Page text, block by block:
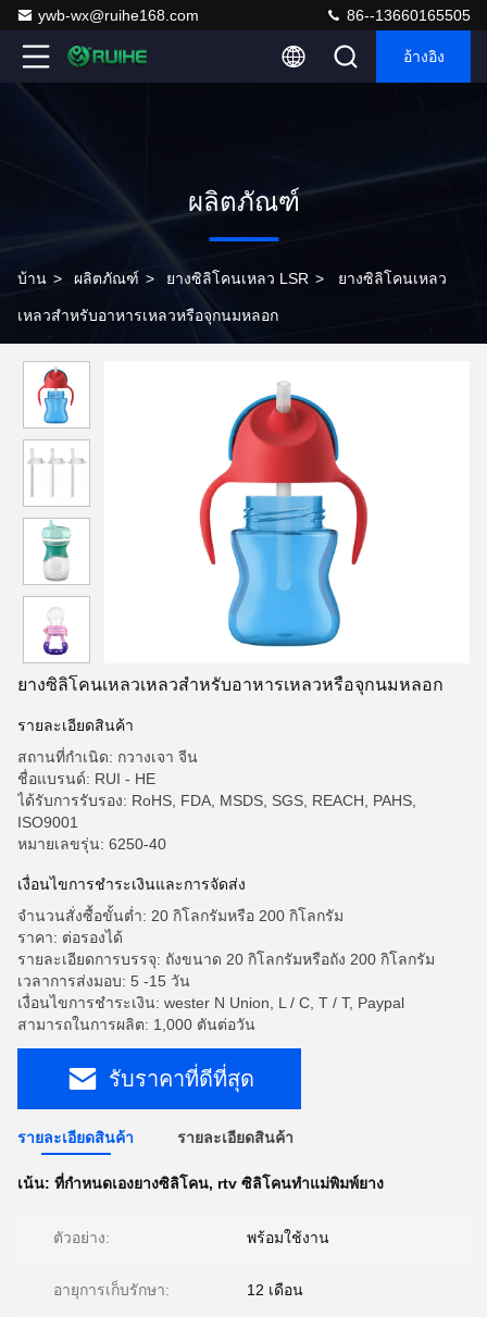
ywb-wx@ruihe168.com 86--13660165505
อ้างอิง
ผลิตภัณฑ์
บ้าน > ผลิตภัณฑ์ > ยางซิลิโคนเหลว LSR > ยางซิลิโคนเหลว
เหลวสำหรับอาหารเหลวหรือจุกนมหลอก
ยางซิลิโคนเหลวเหลวสำหรับอาหารเหลวหรือจุกนมหลอก
รายละเอียดสินค้า
สถานที่กำเนิด: กวางเจา จีน
ชื่อแบรนด์: RUI - HE
ได้รับการรับรอง: RoHS, FDA, MSDS, SGS, REACH, PAHS,
ISO9001
หมายเลขรุ่น: 6250-40
เงื่อนไขการชำระเงินและการจัดส่ง
จำนวนสั่งซื้อขั้นต่ำ: 20 กิโลกรัมหรือ 200 กิโลกรัม
ราคา: ต่อรองได้
รายละเอียดการบรรจุ: ถังขนาด 20 กิโลกรัมหรือถัง 200 กิโลกรัม
เวลาการส่งมอบ: 5 -15 วัน
เงื่อนไขการชำระเงิน: wester N Union, L / C, T / T, Paypal
สามารถในการผลิต: 1,000 ตันต่อวัน
รับราคาที่ดีที่สุด
รายละเอียดสินค้า รายละเอียดสินค้า
เน้น: ที่กำหนดเองยางซิลิโคน, rtv ซิลิโคนทำแม่พิมพ์ยาง
ตัวอย่าง: พร้อมใช้งาน
อายุการเก็บรักษา: 12 เดือน